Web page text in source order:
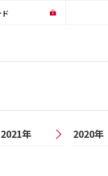
2021年 2020年